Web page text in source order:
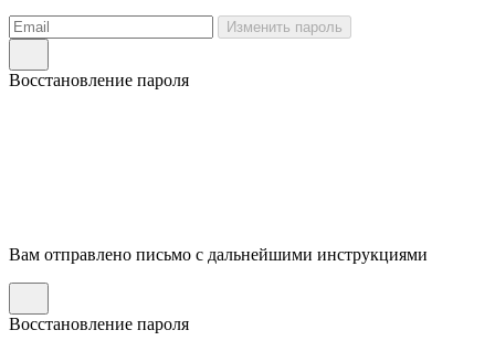
Изменить пароль
Восстановление пароля
Вам отправлено письмо с дальнейшими инструкциями
Восстановление пароля